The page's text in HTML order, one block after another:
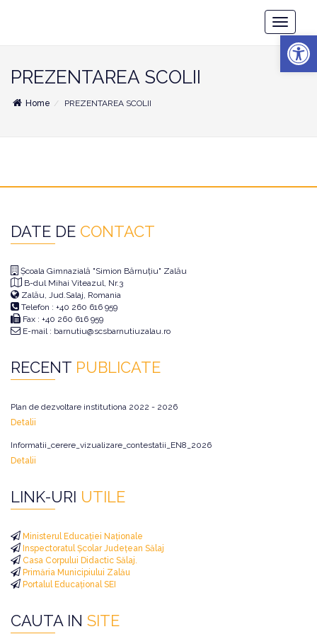
Toggle
PREZENTAREA SCOLII
Home PREZENTAREA SCOLII
DATE DE CONTACT
Școala Gimnazială "Simion Bărnuțiu" Zalău
B-dul Mihai Viteazul, Nr.3
Zalău, Jud.Salaj, Romania
Telefon : +40 260 616 959
Fax : +40 260 616 959
E-mail : barnutiu@scsbarnutiuzalau.ro
RECENT PUBLICATE
Plan de dezvoltare institutiona 2022 - 2026
Detalii
Informatii_cerere_vizualizare_contestatii_EN8_2026
Detalii
LINK-URI UTILE
Ministerul Educației Naționale
Inspectoratul Școlar Județean Sălaj
Casa Corpului Didactic Sălaj.
Primăria Municipiului Zalău
Portalul Educațional SEI
CAUTA IN SITE